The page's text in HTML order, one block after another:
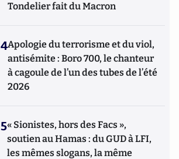
Tondelier fait du Macron
4Apologie du terrorisme et du viol,
antisémite : Boro 700, le chanteur
à cagoule de l’un des tubes de l’été
2026
5« Sionistes, hors des Facs »,
soutien au Hamas : du GUD à LFI,
les mêmes slogans, la même